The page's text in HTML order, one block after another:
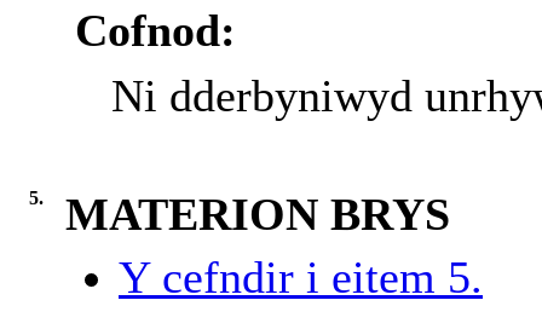
Cofnod:
Ni dderbyniwyd
5.
MATERION BRYS
Y cefndir i eitem 5.